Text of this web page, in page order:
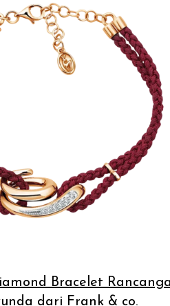
Bracelet
dari Frank & co.